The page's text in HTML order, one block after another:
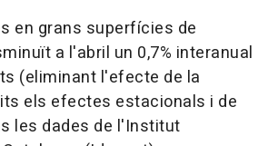
en grans superfícies de
a l'abril un 0,7% interanual
(eliminant l'efecte de la
els efectes estacionals i de
les dades de l'Institut